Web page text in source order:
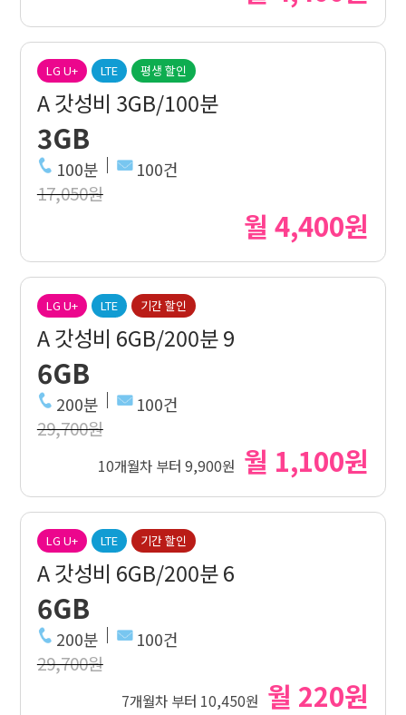
LG U+ LTE 평생 할인
A 갓성비 3GB/100분
3GB
100분 100건
17,050원
월 4,400원
LG U+ LTE 기간 할인
A 갓성비 6GB/200분 9
6GB
200분 100건
29,700원
10개월차 부터 9,900원 월 1,100원
LG U+ LTE 기간 할인
A 갓성비 6GB/200분 6
6GB
200분 100건
29,700원
7개월차 부터 10,450원 월 220원